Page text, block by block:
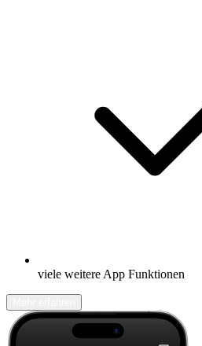
viele weitere App Funktionen